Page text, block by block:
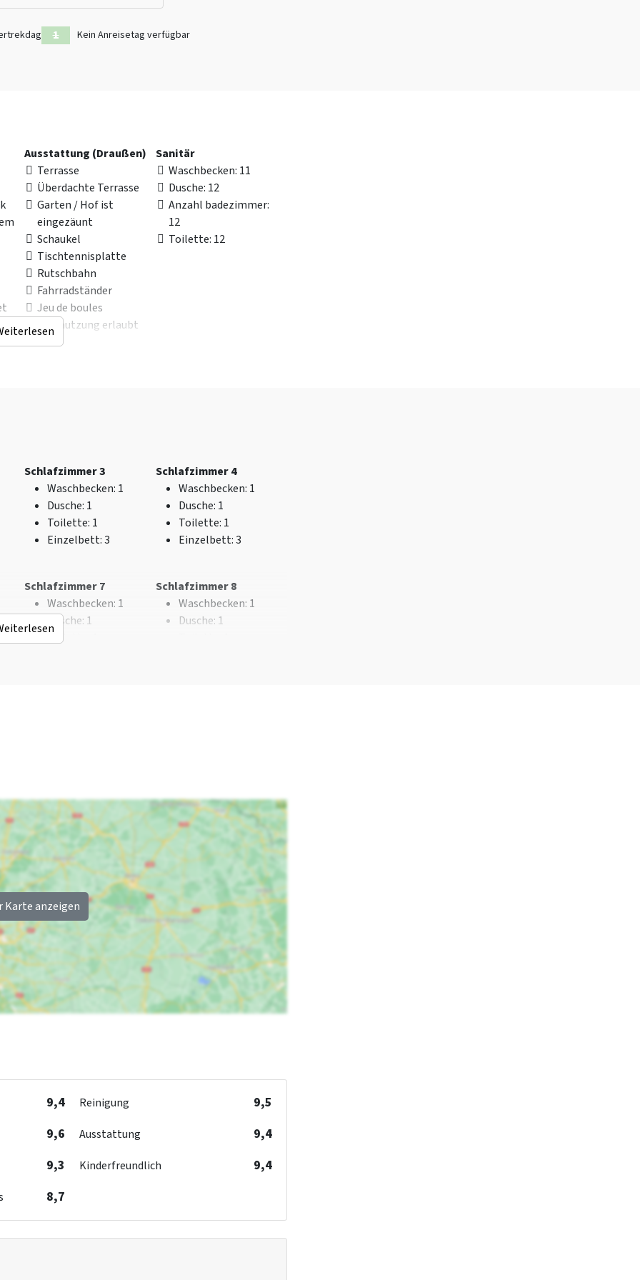
Kein Anreisetag verfügbar
Ausstattung (Draußen)
Terrasse
Überdachte Terrasse
Garten / Hof ist
eingezäunt
Schaukel
Tischtennisplatte
Rutschbahn
Fahrradständer
Jeu de boules
Grillnutzung erlaubt
Sportplatz
Sanitär
Waschbecken: 11
Dusche: 12
Anzahl badezimmer:
12
Toilette: 12
erlaubt
Schlafzimmer mit
eigenem Badezimmer
Golfplatz: < 5 km
Bahnhof: < 25 km
Einkaufsmöglichkeite
: < 5 km
Sauna (km): < 5 km
(km): < 10 km
Wald & Heide: < 1 km
Betten
Bett: 40
Schlafzimmer: 12
Privetem
Badezimmer
Einzelbett
Rest
Jetzt nur noch 25 %
Anzahlung
Schlafzimmer 3
Waschbecken: 1
Dusche: 1
Toilette: 1
Einzelbett: 3
Schlafzimmer 4
Waschbecken: 1
Dusche: 1
Toilette: 1
Einzelbett: 3
Schlafzimmer 7
Waschbecken: 1
Dusche: 1
Toilette
Schlafzimmer 8
Waschbecken: 1
Dusche: 1
Einzelbett: 2
Behindertendusche: 1
Einzelbett : 4
Karte anzeigen
9,4 Reinigung 9,5
9,6 Ausstattung 9,4
9,3 Kinderfreundlich 9,4
8,7